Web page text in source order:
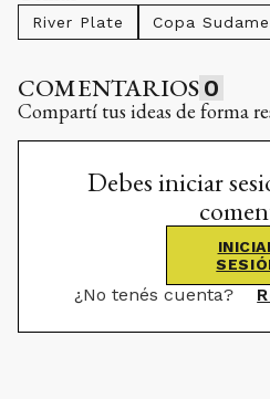
River Plate Copa
COMENTARIOS 0
Compartí tus ideas de forma
Debes iniciar
¿No tenés cuenta?